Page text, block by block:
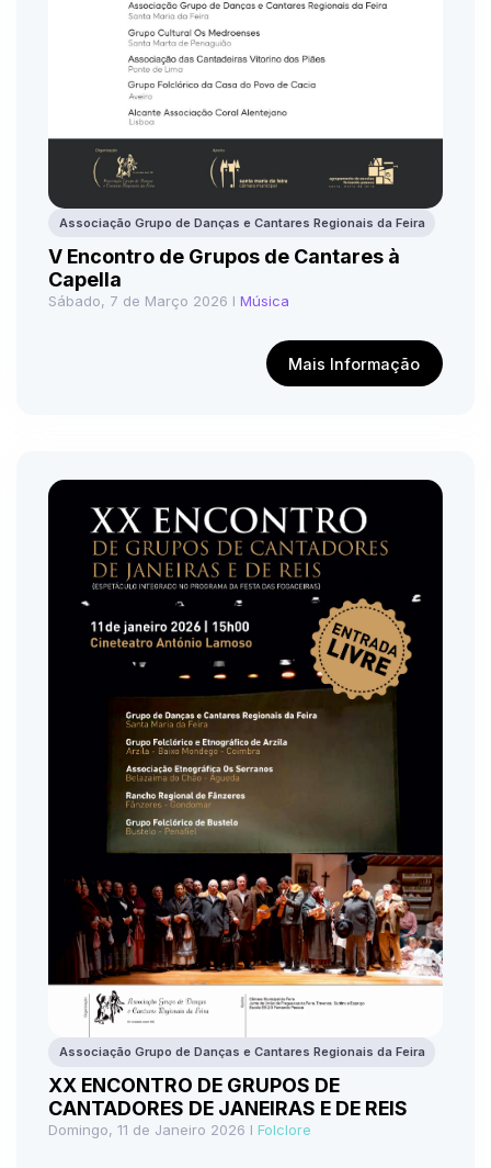
Associação Grupo de Danças e Cantares Regionais da Feira
V Encontro de Grupos de Cantares à
Capella
Sábado, 7 de Março 2026 IMúsica
Mais Informação
Associação Grupo de Danças e Cantares Regionais da Feira
XX ENCONTRO DE GRUPOS DE
CANTADORES DE JANEIRAS E DE REIS
Domingo, 11 de Janeiro 2026 IFolclore